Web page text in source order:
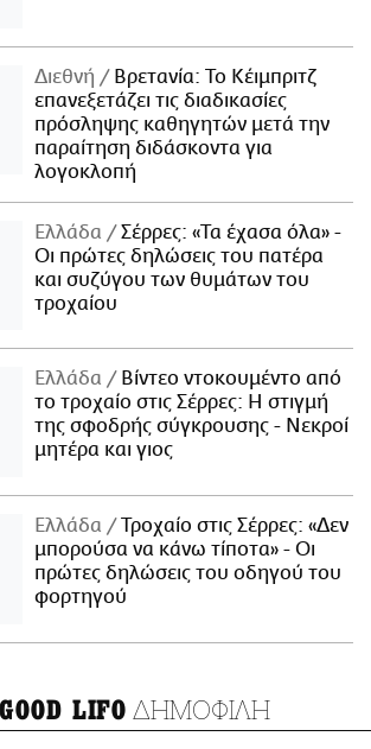
Διεθνή
Βρετανία: Το Κέιμπριτζ
επανεξετάζει τις διαδικασίες
πρόσληψης καθηγητών μετά την
παραίτηση διδάσκοντα για
λογοκλοπή
Ελλάδα
Σέρρες: «Τα έχασα όλα» -
Οι πρώτες δηλώσεις του πατέρα
και συζύγου των θυμάτων του
τροχαίου
Ελλάδα
Βίντεο ντοκουμέντο από
το τροχαίο στις Σέρρες: Η στιγμή
της σφοδρής σύγκρουσης - Νεκροί
μητέρα και γιος
Ελλάδα
Τροχαίο στις Σέρρες: «Δεν
μπορούσα να κάνω τίποτα» - Οι
πρώτες δηλώσεις του οδηγού του
φορτηγού
LIFO ΔΗΜΟΦΙΛΗ